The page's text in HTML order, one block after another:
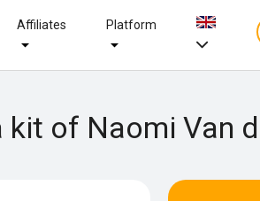
Affiliates Platform
kit of Naomi Van